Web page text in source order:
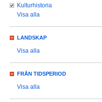
Kulturhistoria
Visa alla
LANDSKAP
Visa alla
FRÅN TIDSPERIOD
Visa alla